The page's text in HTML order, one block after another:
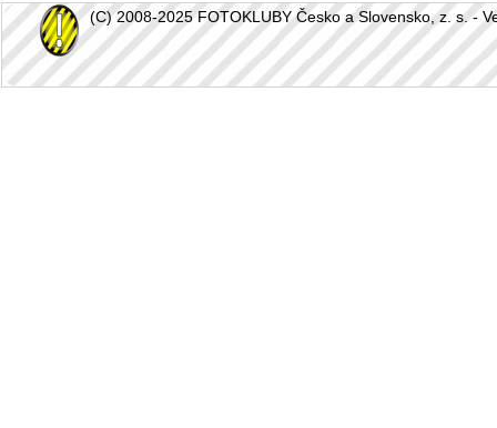
(C) 2008-2025 FOTOKLUBY Česko a Slovensko, z. s. -